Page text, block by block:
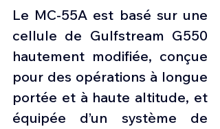
Le MC-55A est basé sur une
cellule de Gulfstream G550
hautement modifiée, conçue
pour des opérations à longue
portée et à haute altitude, et
équipée d’un système de